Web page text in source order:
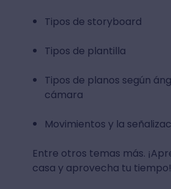
Tipos de storyboard
Tipos de plantilla
Tipos de planos según
cámara
Movimientos y la
Entre otros temas más.
casa y aprovecha tu tiempo!